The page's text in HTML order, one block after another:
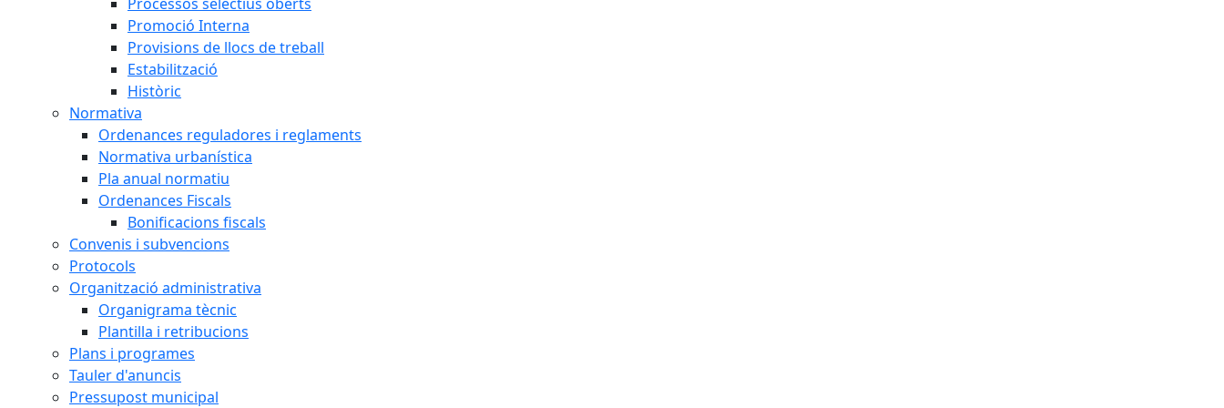
Promoció Interna
Provisions de llocs de treball
Estabilització
Històric
Normativa
Ordenances reguladores i reglaments
Normativa urbanística
Pla anual normatiu
Ordenances Fiscals
Bonificacions fiscals
Convenis i subvencions
Protocols
Organització administrativa
Organigrama tècnic
Plantilla i retribucions
Plans i programes
Tauler d'anuncis
Pressupost municipal